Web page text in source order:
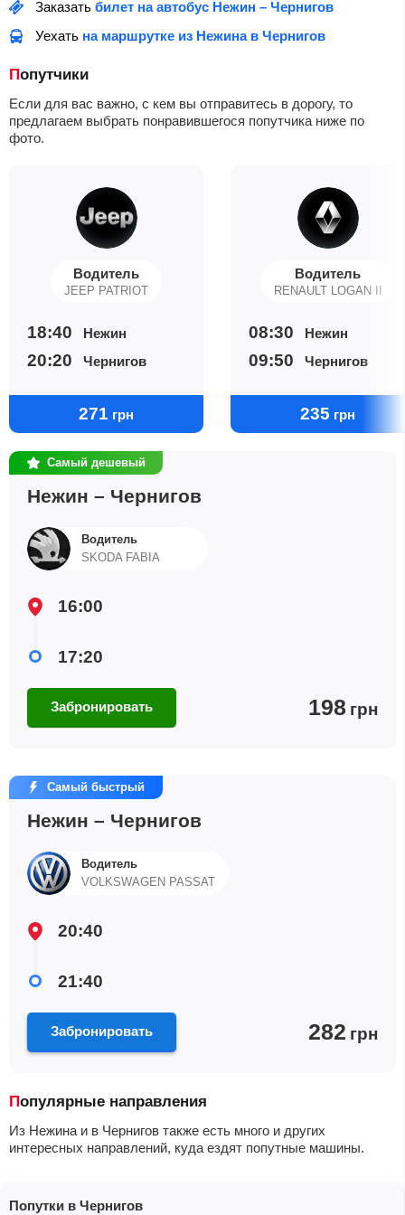
Заказать билет на автобус Нежин – Чернигов
Уехать на маршрутке из Нежина в Чернигов
Попутчики
Если для вас важно, с кем вы отправитесь в дорогу, то
предлагаем выбрать понравившегося попутчика ниже по
фото.
Водитель
JEEP PATRIOT
18:40 Нежин
20:20 Чернигов
271 грн
Водитель
RENAULT LOGAN II
08:30 Нежин
09:50 Чернигов
235 грн
Самый дешевый
Нежин – Чернигов
Водитель
SKODA FABIA
16:00
17:20
Забронировать 198 грн
Самый быстрый
Нежин – Чернигов
Водитель
VOLKSWAGEN PASSAT
20:40
21:40
Забронировать 282 грн
Популярные направления
Из Нежина и в Чернигов также есть много и других
интересных направлений, куда ездят попутные машины.
Попутки в Чернигов